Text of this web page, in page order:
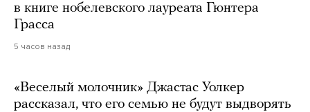
в книге нобелевского лауреата Гюнтера
Грасса
5 часов назад
«Веселый молочник» Джастас Уолкер
рассказал, что его семью не будут выдворять